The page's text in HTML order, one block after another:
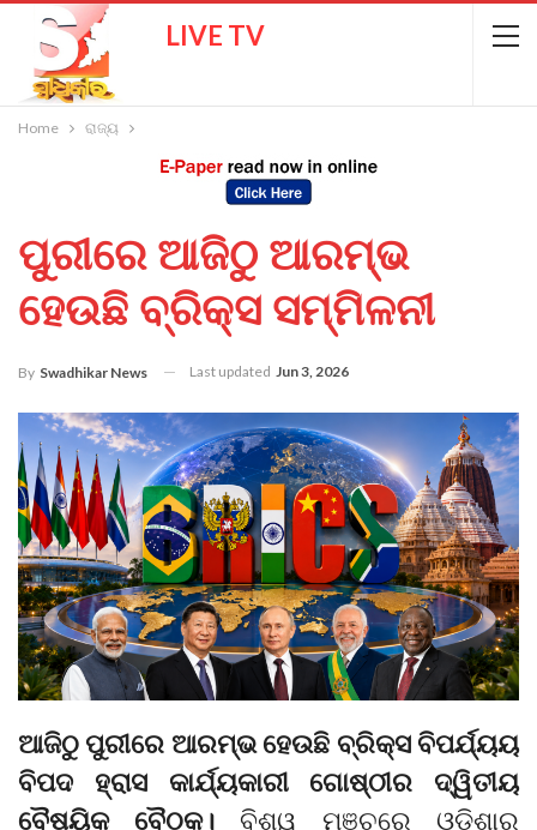
LIVE TV
Home ରାଜ୍ୟ
ପୁରୀରେ ଆଜିଠୁ ଆରମ୍ଭ
ହେଉଛି ବ୍ରିକ୍ସ ସମ୍ମିଳନୀ
By Swadhikar News Last updated Jun 3, 2026
ଆଜିଠୁ ପୁରୀରେ ଆରମ୍ଭ ହେଉଛି ବ୍ରିକ୍ସ ବିପର୍ଯ୍ୟୟ
ବିପଦ ହ୍ରାସ କାର୍ଯ୍ୟକାରୀ ଗୋଷ୍ଠୀର ଦ୍ୱିତୀୟ
ବୈଷୟିକ ବୈଠକ। ବିଶ୍ୱ ମଞ୍ଚରେ ଓଡ଼ିଶାର